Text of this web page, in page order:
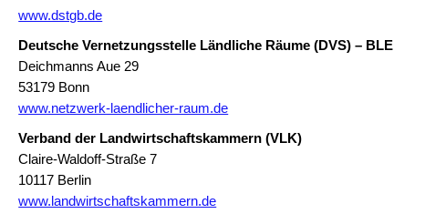
www.dstgb.de
Deutsche Vernetzungsstelle Ländliche Räume (DVS) – BLE
Deichmanns Aue 29
53179 Bonn
www.netzwerk-laendlicher-raum.de
Verband der Landwirtschaftskammern (VLK)
Claire-Waldoff-Straße 7
10117 Berlin
www.landwirtschaftskammern.de